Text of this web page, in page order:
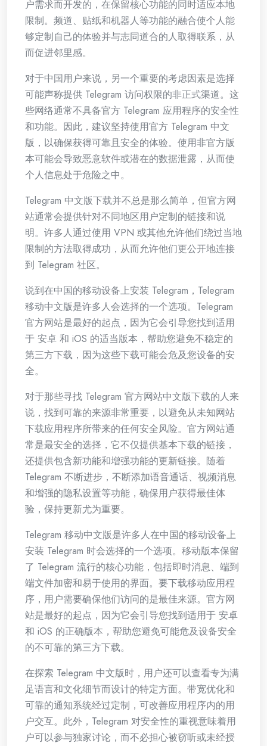
户需求而开发的，在保留核心功能的同时适应本地
限制。频道、贴纸和机器人等功能的融合使个人能
够定制自己的体验并与志同道合的人取得联系，从
而促进邻里感。
对于中国用户来说，另一个重要的考虑因素是选择
可能声称提供 Telegram 访问权限的非正式渠道。这
些网络通常不具备官方 Telegram 应用程序的安全性
和功能。因此，建议坚持使用官方 Telegram 中文
版，以确保获得可靠且安全的体验。使用非官方版
本可能会导致恶意软件或潜在的数据泄露，从而使
个人信息处于危险之中。
Telegram 中文版下载并不总是那么简单，但官方网
站通常会提供针对不同地区用户定制的链接和说
明。许多人通过使用 VPN 或其他允许他们绕过当地
限制的方法取得成功，从而允许他们更公开地连接
到 Telegram 社区。
说到在中国的移动设备上安装 Telegram，Telegram
移动中文版是许多人会选择的一个选项。Telegram
官方网站是最好的起点，因为它会引导您找到适用
于 安卓 和 iOS 的适当版本，帮助您避免不稳定的
第三方下载，因为这些下载可能会危及您设备的安
全。
对于那些寻找 Telegram 官方网站中文版下载的人来
说，找到可靠的来源非常重要，以避免从未知网站
下载应用程序所带来的任何安全风险。官方网站通
常是最安全的选择，它不仅提供基本下载的链接，
还提供包含新功能和增强功能的更新链接。随着
Telegram 不断进步，不断添加语音通话、视频消息
和增强的隐私设置等功能，确保用户获得最佳体
验，保持更新尤为重要。
Telegram 移动中文版是许多人在中国的移动设备上
安装 Telegram 时会选择的一个选项。移动版本保留
了 Telegram 流行的核心功能，包括即时消息、端到
端文件加密和易于使用的界面。要下载移动应用程
序，用户需要确保他们访问的是最佳来源。官方网
站是最好的起点，因为它会引导您找到适用于 安卓
和 iOS 的正确版本，帮助您避免可能危及设备安全
的不可靠的第三方下载。
在探索 Telegram 中文版时，用户还可以查看专为满
足语言和文化细节而设计的特定方面。带宽优化和
可靠的通知系统经过定制，可改善应用程序内的用
户交互。此外，Telegram 对安全性的重视意味着用
户可以参与独家讨论，而不必担心被窃听或未经授